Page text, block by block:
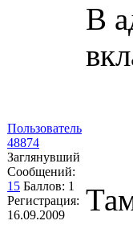
Пользователь
48874
Заглянувший
Сообщений:
15 Баллов: 1
Регистрация:
16.09.2009
В